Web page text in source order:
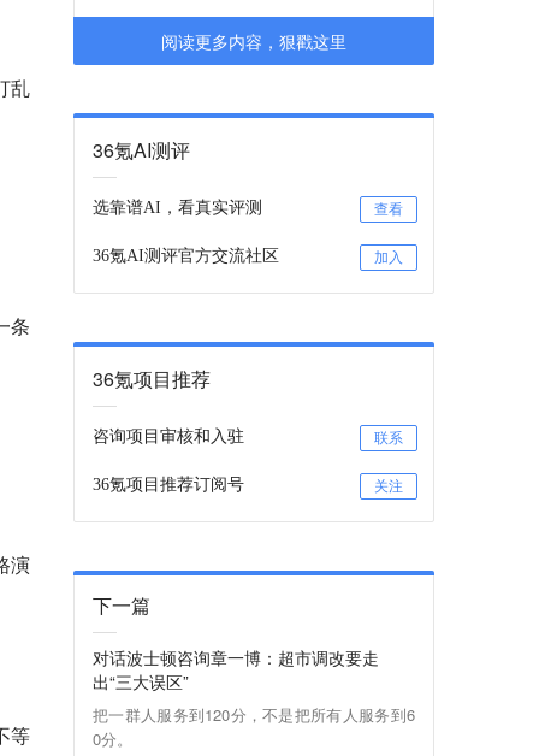
乱
条
演
等
阅读更多内容，狠戳这里
36氪AI测评
选靠谱AI，看真实评测 查看
36氪AI测评官方交流社区 加入
36氪项目推荐
咨询项目审核和入驻 联系
36氪项目推荐订阅号 关注
下一篇
对话波士顿咨询章一博：超市调改要走
出“三大误区”
把一群人服务到120分，不是把所有人服务到6
0分。